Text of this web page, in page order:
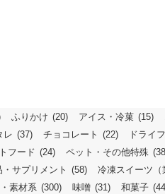
ふりかけ (20) アイス・冷菓 (15)
レ (37) チョコレート (22) ドライ
フード (24) ペット・その他特殊
サプリメント (58) 冷凍スイーツ（
素材系 (300) 味噌 (31) 和菓子